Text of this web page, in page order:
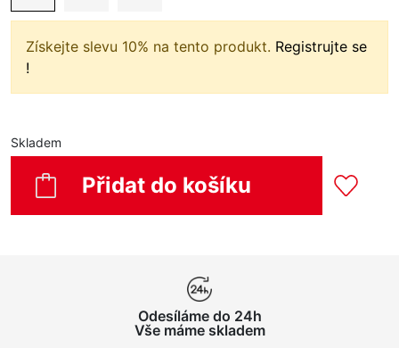
Získejte slevu 10% na tento produkt. Registrujte se
!
Skladem
Přidat do košíku
Odesíláme do 24h
Vše máme skladem